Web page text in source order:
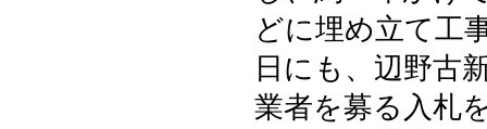
どに埋め立て工
日にも、辺野古
業者を募る入札